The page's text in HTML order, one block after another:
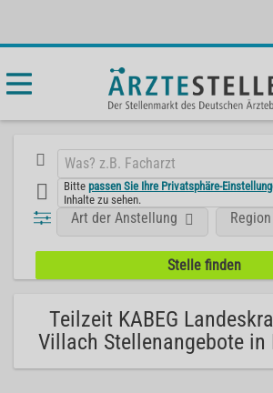
Bittepassen Sie Ihre Privatsphäre-
Inhalte zu sehen.
Art der Anstellung Region
Teilzeit KABEG
Villach Stellenangebote in